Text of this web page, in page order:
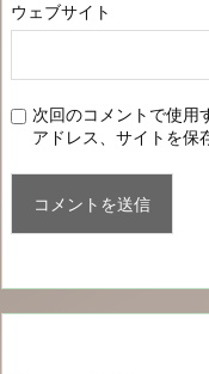
ウェブサイト
次回のコメントで使用
アドレス、サイトを保